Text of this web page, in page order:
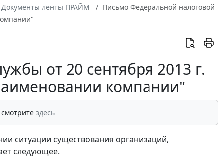
Документы ленты ПРАЙМ
Письмо Федеральной налоговой
от 20 сентября 2013 г.
компании"
здесь
ситуации существования организаций,
следующее.